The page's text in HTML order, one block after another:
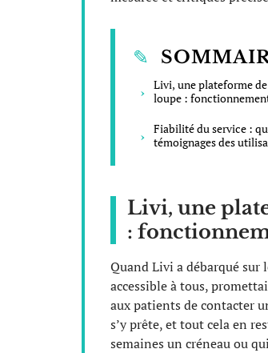
Livi, une plateforme
loupe :
Fiabilité du service :
témoignages des
Livi, une
:
Quand Livi a débarqué
accessible à tous,
aux patients de contacter
s’y prête, et tout cela en
semaines un créneau ou